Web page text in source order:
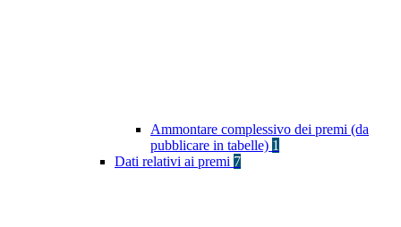
Ammontare complessivo dei premi (da
pubblicare in tabelle) 1
Dati relativi ai premi 7